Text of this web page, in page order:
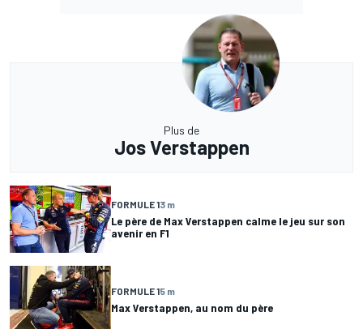
Plus de
Jos Verstappen
FORMULE 13 m
Le père de Max Verstappen calme le jeu sur son
avenir en F1
FORMULE 15 m
Max Verstappen, au nom du père